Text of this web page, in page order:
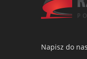
Napisz do